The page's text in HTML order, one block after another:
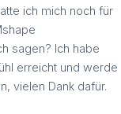
ich mich noch für
sagen? Ich habe
erreicht und werde
vielen Dank dafür.